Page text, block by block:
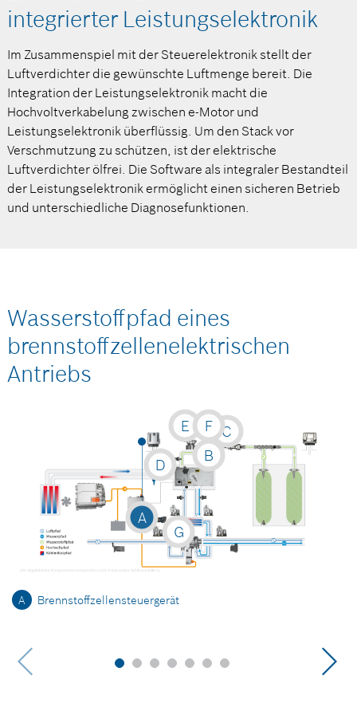
integrierter Leistungselektronik
Im Zusammenspiel mit der Steuerelektronik stellt der
Luftverdichter die gewünschte Luftmenge bereit. Die
Integration der Leistungselektronik macht die
Hochvoltverkabelung zwischen e-Motor und
Leistungselektronik überflüssig. Um den Stack vor
Verschmutzung zu schützen, ist der elektrische
Luftverdichter ölfrei. Die Software als integraler Bestandteil
der Leistungselektronik ermöglicht einen sicheren Betrieb
und unterschiedliche Diagnosefunktionen.
Wasserstoffpfad eines
brennstoffzellenelektrischen
Antriebs
A
B
C
D
E F
G
A Brennstoffzellensteuergerät